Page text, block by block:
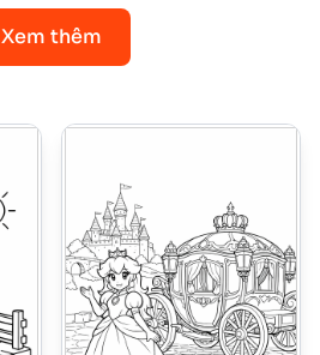
Xem thêm